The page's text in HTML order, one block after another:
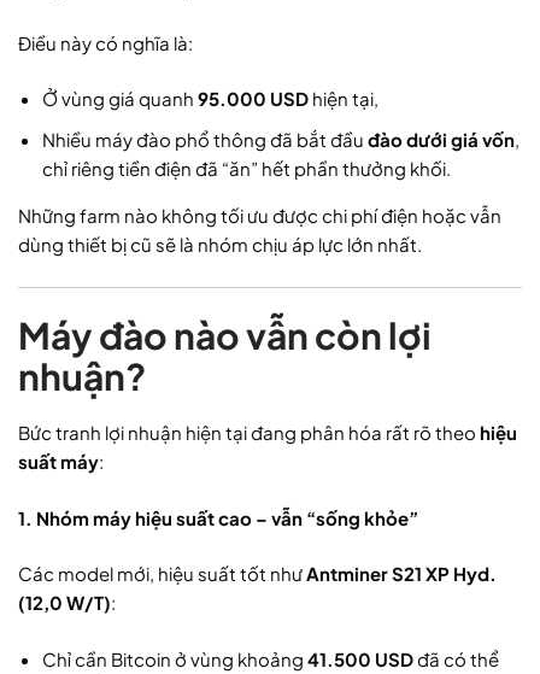
Điều này có nghĩa là:
Ở vùng giá quanh 95.000 USD hiện tại,
Nhiều máy đào phổ thông đã bắt đầu đào dưới giá vốn,
chỉ riêng tiền điện đã “ăn” hết phần thưởng khối.
Những farm nào không tối ưu được chi phí điện hoặc vẫn
dùng thiết bị cũ sẽ là nhóm chịu áp lực lớn nhất.
Máy đào nào vẫn còn lợi
nhuận?
Bức tranh lợi nhuận hiện tại đang phân hóa rất rõ theo hiệu
suất máy:
1. Nhóm máy hiệu suất cao – vẫn “sống khỏe”
Các model mới, hiệu suất tốt nhưAntminer S21 XP Hyd.
(12,0 W/T):
Chỉ cần Bitcoin ở vùng khoảng 41.500 USDđã có thể